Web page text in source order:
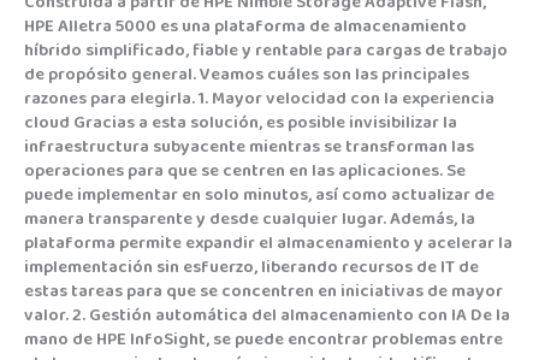
HPE Alletra 5000 es una plataforma de almacenamiento
híbrido simplificado, fiable y rentable para cargas de trabajo
de propósito general. Veamos cuáles son las principales
razones para elegirla. 1. Mayor velocidad con la experiencia
cloud Gracias a esta solución, es posible invisibilizar la
infraestructura subyacente mientras se transforman las
operaciones para que se centren en las aplicaciones. Se
puede implementar en solo minutos, así como actualizar de
manera transparente y desde cualquier lugar. Además, la
plataforma permite expandir el almacenamiento y acelerar la
implementación sin esfuerzo, liberando recursos de IT de
estas tareas para que se concentren en iniciativas de mayor
valor. 2. Gestión automática del almacenamiento con IA De la
mano de HPE InfoSight, se puede encontrar problemas entre